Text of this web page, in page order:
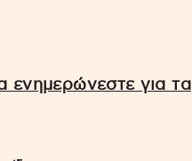
ενημερώνεστε για τα